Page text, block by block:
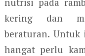
kering dan
beraturan. Untuk
hangat perlu